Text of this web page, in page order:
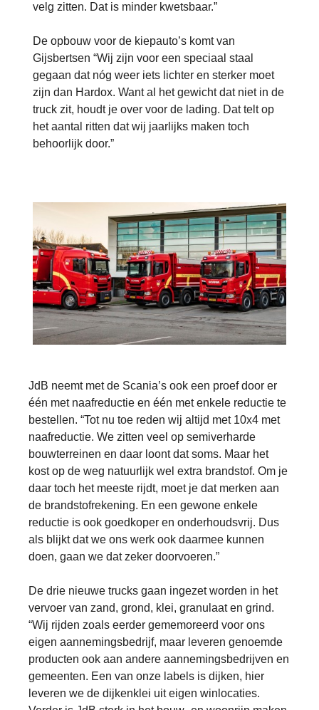
velg zitten. Dat is minder kwetsbaar.”
De opbouw voor de kiepauto’s komt van
Gijsbertsen “Wij zijn voor een speciaal staal
gegaan dat nóg weer iets lichter en sterker moet
zijn dan Hardox. Want al het gewicht dat niet in de
truck zit, houdt je over voor de lading. Dat telt op
het aantal ritten dat wij jaarlijks maken toch
behoorlijk door.”
JdB neemt met de Scania’s ook een proef door er
één met naafreductie en één met enkele reductie te
bestellen. “Tot nu toe reden wij altijd met 10x4 met
naafreductie. We zitten veel op semiverharde
bouwterreinen en daar loont dat soms. Maar het
kost op de weg natuurlijk wel extra brandstof. Om je
daar toch het meeste rijdt, moet je dat merken aan
de brandstofrekening. En een gewone enkele
reductie is ook goedkoper en onderhoudsvrij. Dus
als blijkt dat we ons werk ook daarmee kunnen
doen, gaan we dat zeker doorvoeren.”
De drie nieuwe trucks gaan ingezet worden in het
vervoer van zand, grond, klei, granulaat en grind.
“Wij rijden zoals eerder gememoreerd voor ons
eigen aannemingsbedrijf, maar leveren genoemde
producten ook aan andere aannemingsbedrijven en
gemeenten. Een van onze labels is dijken, hier
leveren we de dijkenklei uit eigen winlocaties.